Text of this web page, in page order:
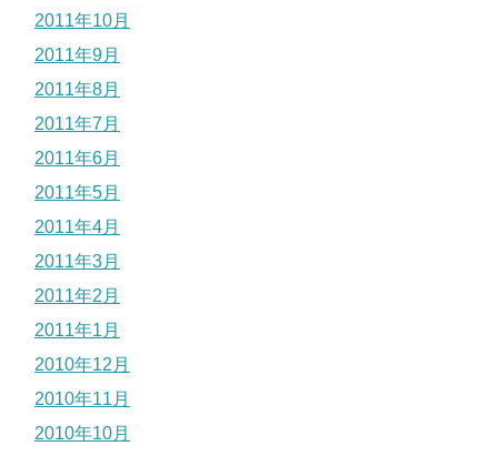
2011年10月
2011年9月
2011年8月
2011年7月
2011年6月
2011年5月
2011年4月
2011年3月
2011年2月
2011年1月
2010年12月
2010年11月
2010年10月